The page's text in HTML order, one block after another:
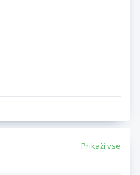
Prikaži vse